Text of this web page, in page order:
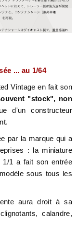
... au 1/64
Vintage en fait son
"stock", non
d'un constructeur
par la marque qui a
: la miniature
1/1 a fait son entrée
sous tous les
aura droit à sa
calandre,